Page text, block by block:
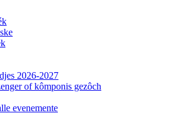
2026-2027
of kômponis gezôch
evenemente